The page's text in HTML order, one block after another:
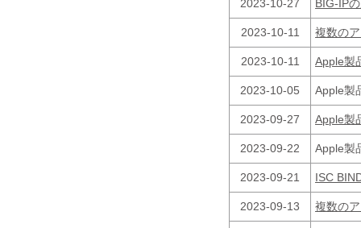
2023-10-27 BIG-IP
2023-10-11 複数の
2023-10-11 Apple製
2023-10-05 Apple製
2023-09-27 Apple製
2023-09-22 Apple製
2023-09-21 ISC
2023-09-13 複数の